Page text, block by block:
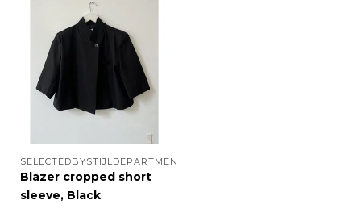
SELECTEDBYSTIJLDEPARTMENT
Blazer cropped short
sleeve, Black